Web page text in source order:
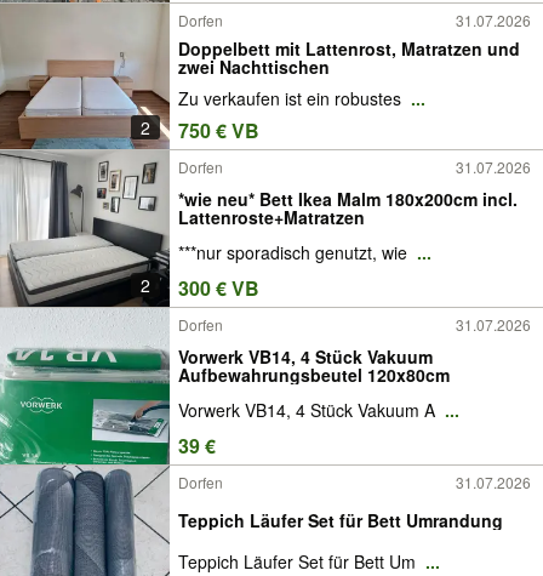
2
Dorfen 31.07.2026
Doppelbett mit Lattenrost, Matratzen und
zwei Nachttischen
Zu verkaufen ist ein robustes ...
750 € VB
2
Dorfen 31.07.2026
*wie neu* Bett Ikea Malm 180x200cm incl.
Lattenroste+Matratzen
***nur sporadisch genutzt, wie ...
300 € VB
Dorfen 31.07.2026
Vorwerk VB14, 4 Stück Vakuum
Aufbewahrungsbeutel 120x80cm
Vorwerk VB14, 4 Stück Vakuum A ...
39 €
Dorfen 31.07.2026
Teppich Läufer Set für Bett Umrandung
Teppich Läufer Set für Bett Um ...